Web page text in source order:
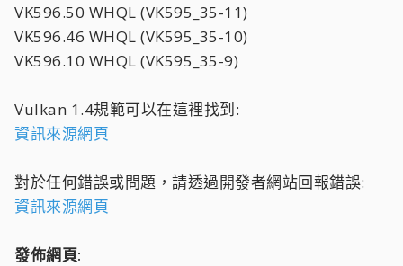
VK596.50 WHQL (VK595_35-11)
VK596.46 WHQL (VK595_35-10)
VK596.10 WHQL (VK595_35-9)
Vulkan 1.4規範可以在這裡找到:
資訊來源網頁
對於任何錯誤或問題，請透過開發者網站回報錯誤:
資訊來源網頁
發佈網頁: